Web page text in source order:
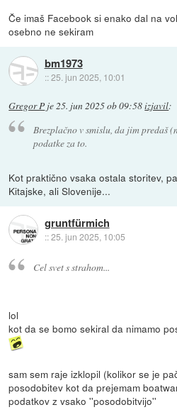
Če imaš Facebook si enako dal na
osebno ne sekiram
bm1973
::25. jun 2025, 10:01
Gregor P je25. jun 2025 ob 09:58izjavil:
Brezplačno v smislu, da jim predaš
podatke za to.
Kot praktično vsaka ostala storitev,
Kitajske, ali Slovenije...
gruntfürmich
::25. jun 2025, 10:05
Cel svet s strahom...
lol
kot da se bomo sekiral da nimamo
sam sem raje izklopil (kolikor se je
posodobitev kot da prejemam
podatkov z vsako ''posodobitvijo''